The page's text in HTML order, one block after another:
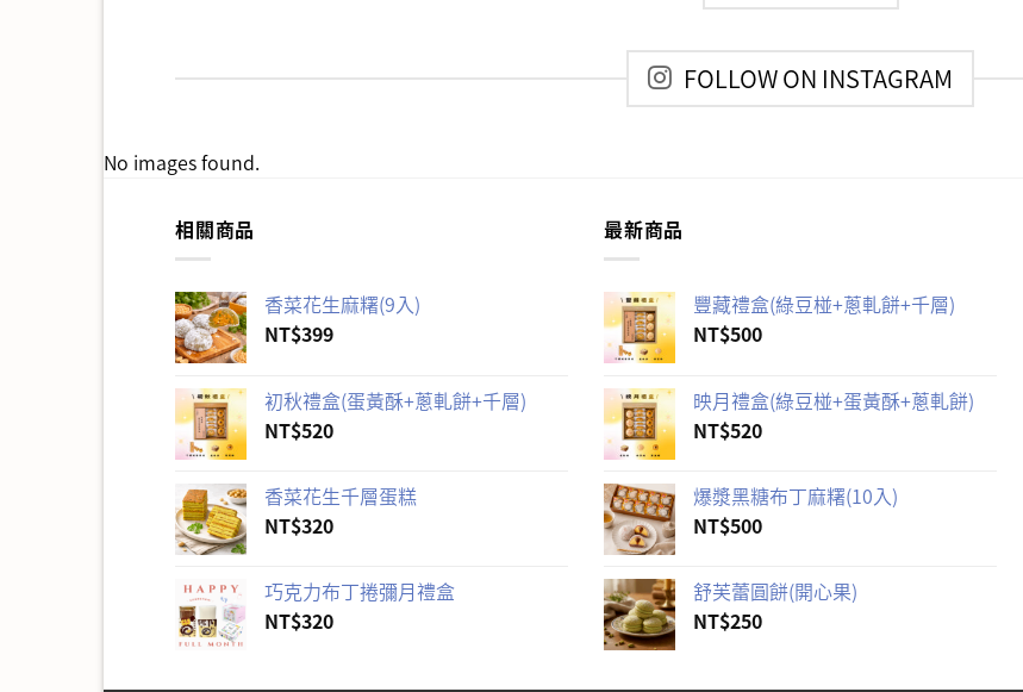
FOLLOW ON INSTAGRAM
No images found.
相關商品
香菜花生麻糬(9入)
NT$399
初秋禮盒(蛋黃酥+蔥軋餅+千層)
NT$520
香菜花生千層蛋糕
NT$320
巧克力布丁捲彌月禮盒
NT$320
最新商品
豐藏禮盒(綠豆椪+蔥軋餅+千層)
NT$500
映月禮盒(綠豆椪+蛋黃酥+蔥軋餅)
NT$520
爆漿黑糖布丁麻糬(10入)
NT$500
舒芙蕾圓餅(開心果)
NT$250